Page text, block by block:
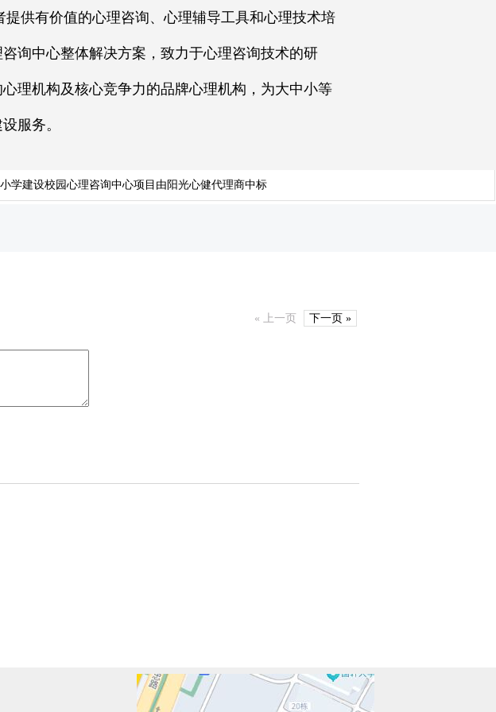
有价值的心理咨询、心理辅导工具和心理技术培
询中心整体解决方案，致力于心理咨询技术的研
理机构及核心竞争力的品牌心理机构，为大中小等
服务。
学建设校园心理咨询中心项目由阳光心健代理商中标
« 上一页
下一页 »